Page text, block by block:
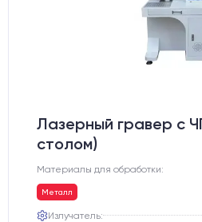
Лазерный гравер с
столом)
Материалы для обработки:
Металл
Излучатель: